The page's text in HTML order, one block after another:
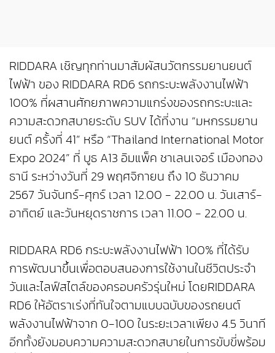
RIDDARA เชิญทุกท่านมาสัมผัสนวัตกรรมยานยนต์
ไฟฟ้า ของ RIDDARA RD6 รถกระบะพลังงานไฟฟ้า
100% ที่ผสานศักยภาพความแกร่งของรถกระบะและ
ความสะดวกสบายระดับ SUV ได้ที่งาน “มหกรรมยาน
ยนต์ ครั้งที่ 41” หรือ “Thailand International Motor
Expo 2024” ที่ บูธ A13 อิมแพ็ค ชาเลนเจอร์ เมืองทอง
ธานี ระหว่างวันที่ 29 พฤศจิกายน ถึง 10 ธันวาคม
2567 วันจันทร์-ศุกร์ เวลา 12.00 - 22.00 น. วันเสาร์-
อาทิตย์ และวันหยุดราชการ เวลา 11.00 - 22.00 น.
RIDDARA RD6 กระบะพลังงานไฟฟ้า 100% ที่ได้รับ
การพัฒนาขึ้นเพื่อตอบสนองการใช้งานในชีวิตประจำ
วันและไลฟ์สไตล์ของครอบครัวรุ่นใหม่ โดยRIDDARA
RD6 ให้อัตราเร่งที่ทันใจตามแบบฉบับของรถยนต์
พลังงานไฟฟ้าจาก 0-100 ในระยะเวลาเพียง 4.5 วินาที
อีกทั้งยังมอบความความสะดวกสบายในการขับขี่พร้อม